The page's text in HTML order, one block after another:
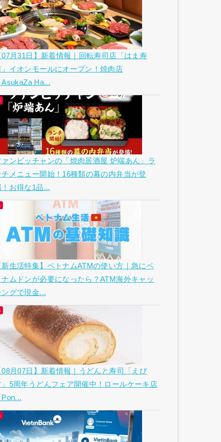
07月31日】新着情報｜回転寿司店「はま寿
」イオンモールにオープン！焼肉店
AsukaZa Ha...
ァンビッチャンの「焼肉居酒屋 炉端あん」ラ
チメニュー開始！16種類の幕の内弁当が登
！お得な1品...
新生活特集】ベトナムATMの使い方｜急にベ
ナムドンが必要になったら？ATM海外キャッ
ングで現金...
08月07日】新着情報｜うどんと寿司「えび
」5周年うどんフェア開催中！ロールケーキ店
Pon...